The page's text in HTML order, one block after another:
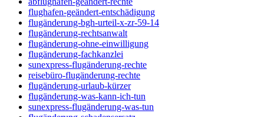
flughafen-geändert-entschädigung
flugänderung-bgh-urteil-x-zr-59-14
flugänderung-rechtsanwalt
flugänderung-ohne-einwilligung
flugänderung-fachkanzlei
sunexpress-flugänderung-rechte
reisebüro-flugänderung-rechte
flugänderung-urlaub-kürzer
flugänderung-was-kann-ich-tun
sunexpress-flugänderung-was-tun